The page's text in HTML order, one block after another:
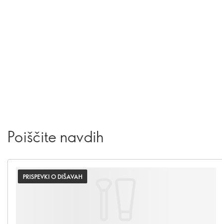
Poiščite navdih
PRISPEVKI O DIŠAVAH